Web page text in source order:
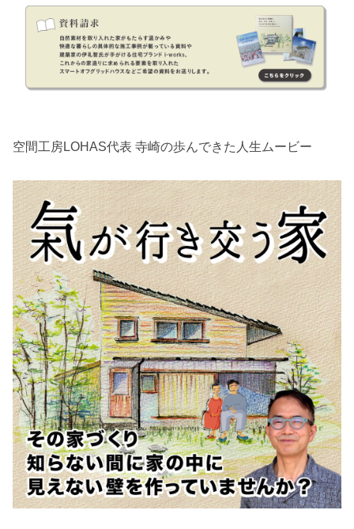
空間工房LOHAS代表 寺崎の歩んできた人生ムービー